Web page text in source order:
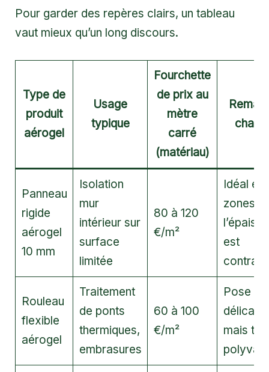
Pour garder des repères clairs, un tableau
vaut mieux qu’un long discours.
Type de
produit
aérogel
Usage
typique
Fourchette
de prix au
mètre
carré
(matériau)
Panneau
rigide
aérogel
10 mm
Isolation
mur
intérieur sur
surface
limitée
80 à 120
€/m²
Idéal en
zones
est
Rouleau
flexible
aérogel
Traitement
de ponts
thermiques,
embrasures
60 à 100
€/m²
Pose
délicate
mais